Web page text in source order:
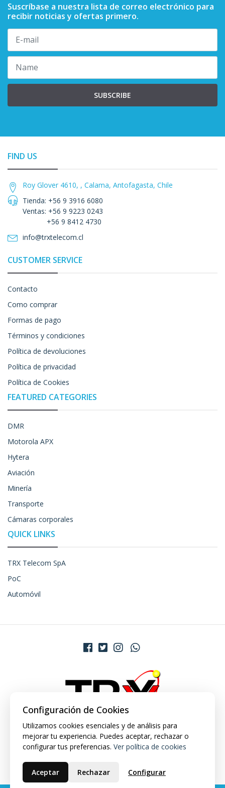
Suscríbase a nuestra lista de correo electrónico para
recibir noticias y ofertas primero.
SUBSCRIBE
FIND US
Roy Glover 4610, , Calama, Antofagasta, Chile
Tienda: +56 9 3916 6080
Ventas: +56 9 9223 0243
+56 9 8412 4730
info@trxtelecom.cl
CUSTOMER SERVICE
Contacto
Como comprar
Formas de pago
Términos y condiciones
Política de devoluciones
Política de privacidad
Política de Cookies
FEATURED CATEGORIES
DMR
Motorola APX
Hytera
Aviación
Minería
Transporte
Cámaras corporales
QUICK LINKS
TRX Telecom SpA
PoC
Automóvil
Configuración de Cookies
Utilizamos cookies esenciales y de análisis para
mejorar tu experiencia. Puedes aceptar, rechazar o
configurar tus preferencias. Ver política de cookies
Aceptar Rechazar Configurar